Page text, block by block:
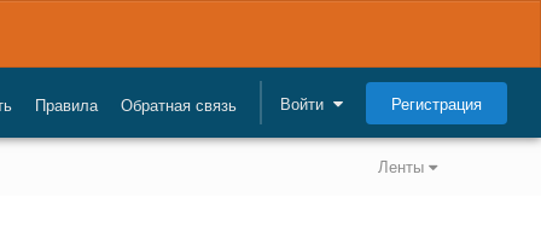
Правила Обратная связь Войти Регистрация
Ленты